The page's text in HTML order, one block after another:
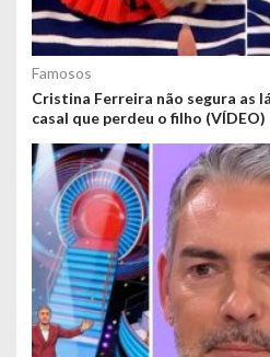
Famosos
Cristina Ferreira não segura as
casal que perdeu o filho (VÍDEO)